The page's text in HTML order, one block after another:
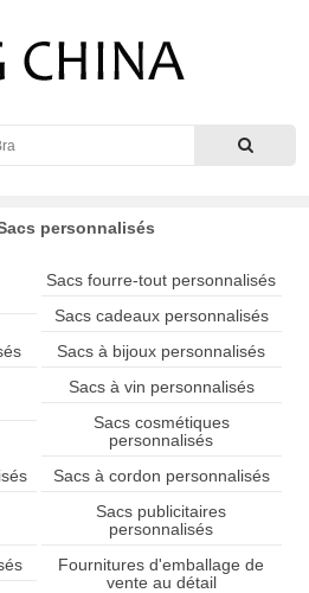
Search
personnalisés
Sacs fourre-tout personnalisés
Sacs cadeaux personnalisés
Sacs à bijoux personnalisés
Sacs à vin personnalisés
Sacs cosmétiques
personnalisés
Sacs à cordon personnalisés
Sacs publicitaires
personnalisés
Fournitures d'emballage de
vente au détail